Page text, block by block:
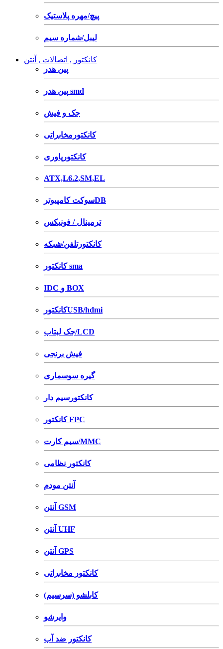
پیچ/مهره پلاستیک
لیبل/شماره سیم
کانکتور , اتصالات , آنتن
پین هدر
پین هدر smd
جک و فیش
کانکتورمخابراتی
کانکتورپاوری
ATX,L6.2,SM,EL
سوکت کامپیوترDB
ترمینال / فونیکس
کانکتورتلفن/شبکه
کانکتور sma
IDC و BOX
کانکتورUSB/hdmi
جک لبتاب/LCD
فیش برنجی
گیره سوسماری
کانکتورسیم دار
کانکتور FPC
سیم کارت/MMC
کانکتور نظامی
آنتن مودم
آنتن GSM
آنتن UHF
آنتن GPS
کانکتور مخابراتی
کابلشو (سرسیم)
وایرشو
کانکتور ضد آب